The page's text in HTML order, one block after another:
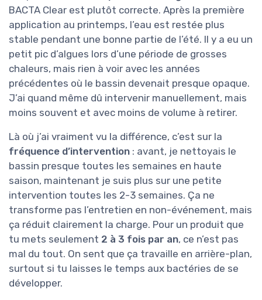
BACTA Clear est plutôt correcte. Après la première
application au printemps, l’eau est restée plus
stable pendant une bonne partie de l’été. Il y a eu un
petit pic d’algues lors d’une période de grosses
chaleurs, mais rien à voir avec les années
précédentes où le bassin devenait presque opaque.
J’ai quand même dû intervenir manuellement, mais
moins souvent et avec moins de volume à retirer.
Là où j’ai vraiment vu la différence, c’est sur la
fréquence d’intervention : avant, je nettoyais le
bassin presque toutes les semaines en haute
saison, maintenant je suis plus sur une petite
intervention toutes les 2-3 semaines. Ça ne
transforme pas l’entretien en non-événement, mais
ça réduit clairement la charge. Pour un produit que
tu mets seulement 2 à 3 fois par an, ce n’est pas
mal du tout. On sent que ça travaille en arrière-plan,
surtout si tu laisses le temps aux bactéries de se
développer.